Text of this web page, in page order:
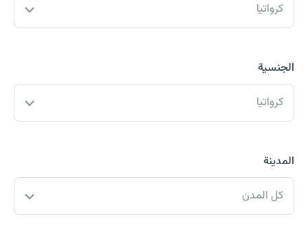
كرواتيا
الجنسية
كرواتيا
المدينة
كل المدن